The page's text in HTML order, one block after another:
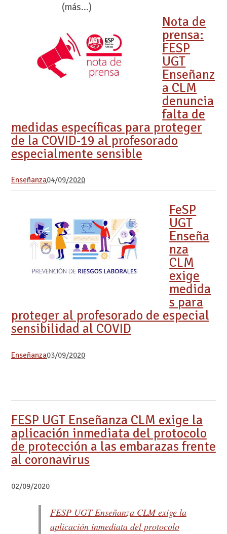
(más…)
Nota de
prensa:
FESP
UGT
Enseñanz
a CLM
denuncia
falta de
medidas específicas para proteger
de la COVID-19 al profesorado
especialmente sensible
Enseñanza04/09/2020
FeSP
UGT
Enseña
nza
CLM
exige
medida
s para
proteger al profesorado de especial
sensibilidad al COVID
Enseñanza03/09/2020
FESP UGT Enseñanza CLM exige la
aplicación inmediata del protocolo
de protección a las embarazas frente
al coronavirus
02/09/2020
FESP UGT Enseñanza CLM exige la
aplicación inmediata del protocolo